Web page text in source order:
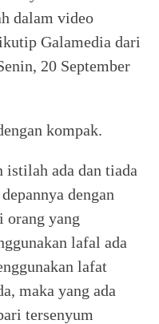
dalam video
Galamedia dari
20 September
kompak.
istilah ada dan tiada
dengan
orang yang
lafal ada
lafat
maka yang ada
tersenyum